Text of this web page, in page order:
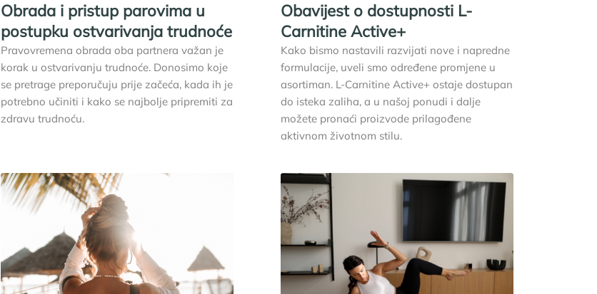
Obrada i pristup parovima u
postupku ostvarivanja trudnoće
Pravovremena obrada oba partnera važan je
korak u ostvarivanju trudnoće. Donosimo koje
se pretrage preporučuju prije začeća, kada ih je
potrebno učiniti i kako se najbolje pripremiti za
zdravu trudnoću.
Obavijest o dostupnosti L-
Carnitine Active+
Kako bismo nastavili razvijati nove i napredne
formulacije, uveli smo određene promjene u
asortiman. L-Carnitine Active+ ostaje dostupan
do isteka zaliha, a u našoj ponudi i dalje
možete pronaći proizvode prilagođene
aktivnom životnom stilu.